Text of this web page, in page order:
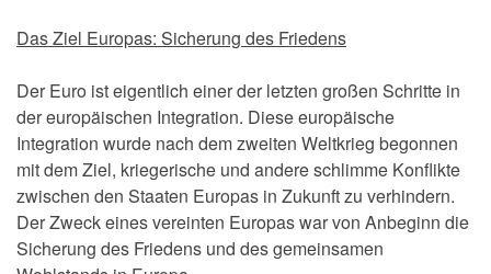
Das Ziel Europas: Sicherung des Friedens
Der Euro ist eigentlich einer der letzten großen Schritte in
der europäischen Integration. Diese europäische
Integration wurde nach dem zweiten Weltkrieg begonnen
mit dem Ziel, kriegerische und andere schlimme Konflikte
zwischen den Staaten Europas in Zukunft zu verhindern.
Der Zweck eines vereinten Europas war von Anbeginn die
Sicherung des Friedens und des gemeinsamen